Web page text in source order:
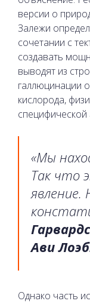
версии о
Залежи
сочетании с
создавать
выводят из
галлюцинации
кислорода,
специфической
«Мы
Так что
явление.
Ави
Однако часть